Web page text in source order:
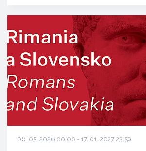
06. 05. 2026 00:00 - 17. 01. 2027 23:59